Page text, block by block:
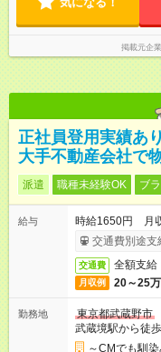
掲載元企
正社員登用実績あ
大手不動産会社で
派遣 職種未経験OK ブ
給与
時給1650円 月
交通費別途支
交通費 全額支給
月収例 20～25
勤務地
東京都武蔵野市
武蔵境駅から徒
～CMでも馴